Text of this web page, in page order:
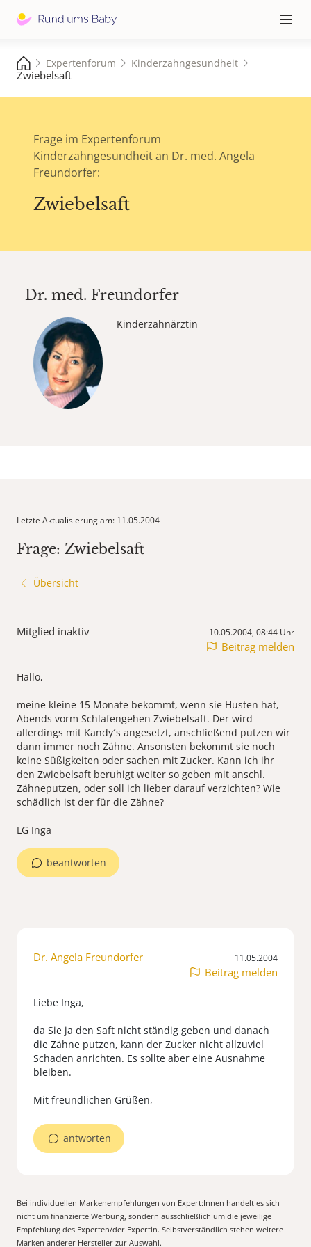
≡
Expertenforum Kinderzahngesundheit
Zwiebelsaft
Frage im Expertenforum
Kinderzahngesundheit an Dr. med. Angela
Freundorfer:
Zwiebelsaft
Dr. med. Freundorfer
Kinderzahnärztin
Letzte Aktualisierung am: 11.05.2004
Frage: Zwiebelsaft
Übersicht
Mitglied inaktiv 10.05.2004, 08:44 Uhr
Beitrag melden
Hallo,
meine kleine 15 Monate bekommt, wenn sie Husten hat,
Abends vorm Schlafengehen Zwiebelsaft. Der wird
allerdings mit Kandy´s angesetzt, anschließend putzen wir
dann immer noch Zähne. Ansonsten bekommt sie noch
keine Süßigkeiten oder sachen mit Zucker. Kann ich ihr
den Zwiebelsaft beruhigt weiter so geben mit anschl.
Zähneputzen, oder soll ich lieber darauf verzichten? Wie
schädlich ist der für die Zähne?
LG Inga
beantworten
Dr. Angela Freundorfer 11.05.2004
Beitrag melden
Liebe Inga,
da Sie ja den Saft nicht ständig geben und danach
die Zähne putzen, kann der Zucker nicht allzuviel
Schaden anrichten. Es sollte aber eine Ausnahme
bleiben.
Mit freundlichen Grüßen,
antworten
Bei individuellen Markenempfehlungen von Expert:Innen handelt es sich
nicht um finanzierte Werbung, sondern ausschließlich um die jeweilige
Empfehlung des Experten/der Expertin. Selbstverständlich stehen weitere
Marken anderer Hersteller zur Auswahl.